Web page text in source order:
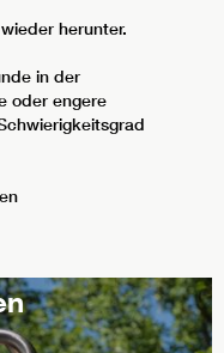
herunter.
in der
oder engere